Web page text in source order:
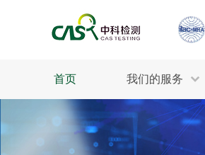
首页 我们的服务
生态环保
工业材料